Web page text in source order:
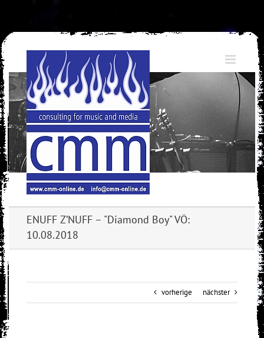
content
ENUFF Z’NUFF – "Diamond Boy" VÖ:
10.08.2018
vorherige nächster